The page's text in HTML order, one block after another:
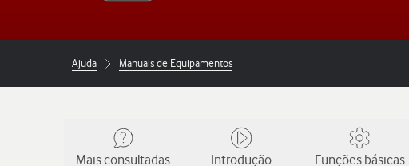
Ajuda Manuais de Equipamentos
Mais consultadas Introdução Funções básicas